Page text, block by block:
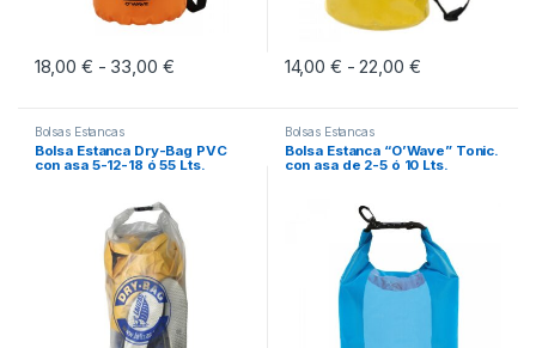
18,00 € - 33,00 €Rango de precios: desde 18,00 € hasta
Este producto tiene múltiples variantes. Las opciones se pueden
14,00 € - 22,00 €Rango de
Este producto tiene múltiples
Bolsas Estancas
Bolsa Estanca Dry-Bag PVC
con asa 5-12-18 ó 55 Lts.
Bolsas Estancas
Bolsa Estanca “O’Wave” Tonic.
con asa de 2-5 ó 10 Lts.